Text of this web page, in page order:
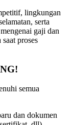
lingkungan
serta
gaji dan
proses
semua
dan dokumen